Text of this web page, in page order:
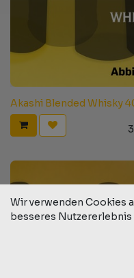
Akashi Blended Whisky
Wir verwenden Cookies
besseres Nutzererlebnis